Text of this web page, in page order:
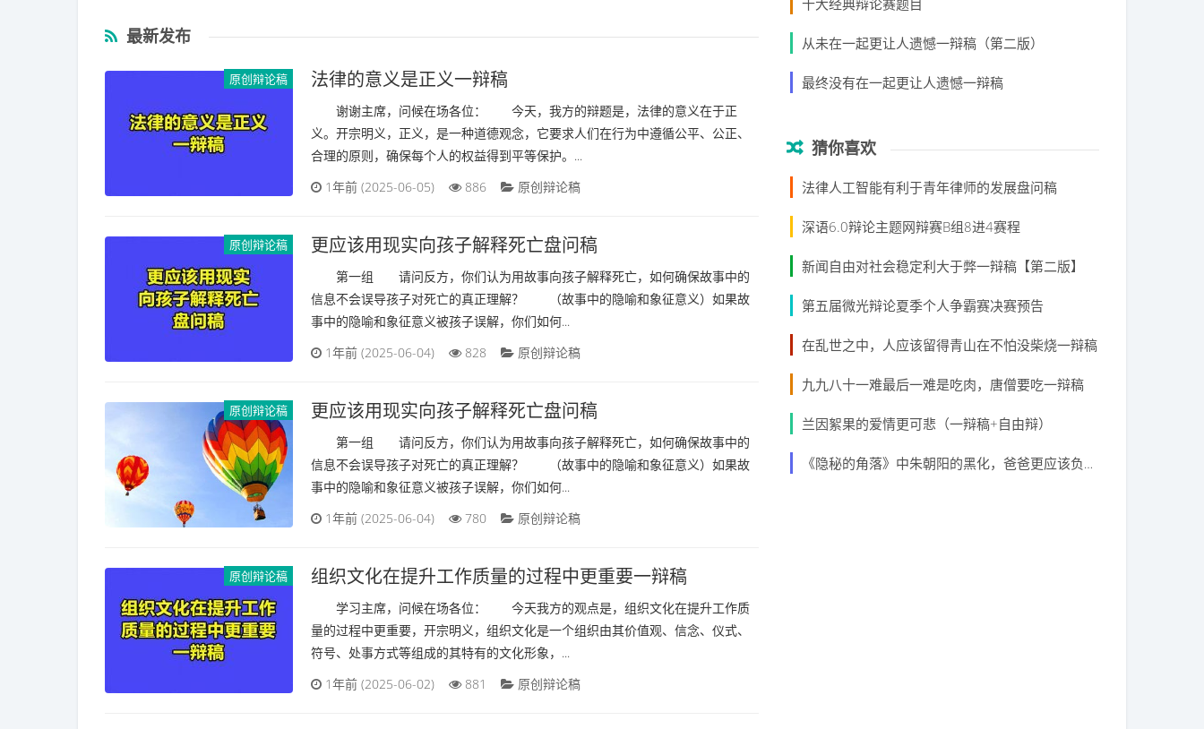
最新发布
原创辩论稿 法律的意义是正义一辩稿
谢谢主席，问候在场各位： 今天，我方的辩题是，法律的意义在于正
义。开宗明义，正义，是一种道德观念，它要求人们在行为中遵循公平、公正、
合理的原则，确保每个人的权益得到平等保护。...
1年前 (2025-06-05)
886 原创辩论稿
原创辩论稿 更应该用现实向孩子解释死亡盘问稿
第一组 请问反方，你们认为用故事向孩子解释死亡，如何确保故事中的
信息不会误导孩子对死亡的真正理解？ （故事中的隐喻和象征意义）如果故
事中的隐喻和象征意义被孩子误解，你们如何...
1年前 (2025-06-04)
828 原创辩论稿
原创辩论稿 更应该用现实向孩子解释死亡盘问稿
第一组 请问反方，你们认为用故事向孩子解释死亡，如何确保故事中的
信息不会误导孩子对死亡的真正理解？ （故事中的隐喻和象征意义）如果故
事中的隐喻和象征意义被孩子误解，你们如何...
1年前 (2025-06-04)
780 原创辩论稿
原创辩论稿 组织文化在提升工作质量的过程中更重要一辩稿
学习主席，问候在场各位： 今天我方的观点是，组织文化在提升工作质
量的过程中更重要，开宗明义，组织文化是一个组织由其价值观、信念、仪式、
符号、处事方式等组成的其特有的文化形象，...
1年前 (2025-06-02)
881 原创辩论稿
十大经典辩论赛题目
从未在一起更让人遗憾一辩稿（第二版）
最终没有在一起更让人遗憾一辩稿
猜你喜欢
法律人工智能有利于青年律师的发展盘问稿
深语6.0辩论主题网辩赛B组8进4赛程
新闻自由对社会稳定利大于弊一辩稿【第二版】
第五届微光辩论夏季个人争霸赛决赛预告
在乱世之中，人应该留得青山在不怕没柴烧一辩稿
九九八十一难最后一难是吃肉，唐僧要吃一辩稿
兰因絮果的爱情更可悲（一辩稿+自由辩）
《隐秘的角落》中朱朝阳的黑化，爸爸更应该负责一辩稿